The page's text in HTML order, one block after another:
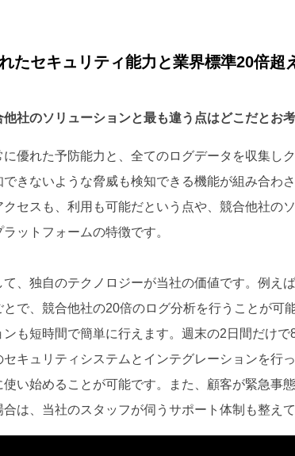
たセキュリティ能力と業界標準20倍超
社のソリューションと最も違う点はどこだとお考
優れた予防能力と、全てのログデータを収集し
できないような脅威も検知できる機能が組み合わ
クセスも、利用も可能だという点や、競合他社の
ラットフォームの特徴です。
、独自のテクノロジーが当社の価値です。例え
とで、競合他社の20倍のログ分析を行うことが可
ンも短時間で簡単に行えます。週末の2日間だけで
セキュリティシステムとインテグレーションを行
使い始めることが可能です。また、顧客が緊急事
合は、当社のスタッフが伺うサポート体制も整え